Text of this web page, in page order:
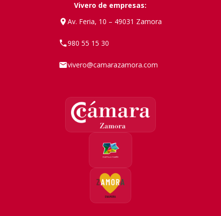
Vivero de empresas:
Av. Feria, 10 – 49031 Zamora
980 55 15 30
vivero@camarazamora.com